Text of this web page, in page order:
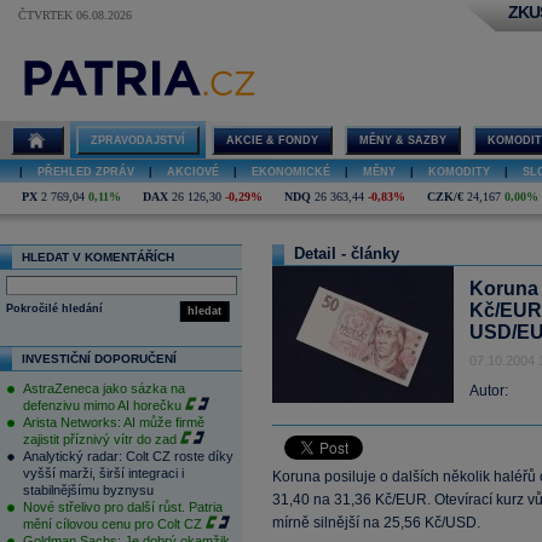
ČTVRTEK 06.08.2026
ZPRAVODAJSTVÍ AKCIE & FONDY MĚNY & SAZBY
PŘEHLED ZPRÁV AKCIOVÉ EKONOMICKÉ MĚNY KOMODITY
PX 2 769,04 0,11% DAX 26 126,30 -0,29% NDQ 26 363,44 -0,83% CZK/€ 24,167 0,00%
HLEDAT V KOMENTÁŘÍCH
hledat
Pokročilé hledání
INVESTIČNÍ DOPORUČENÍ
AstraZeneca jako sázka na
defenzivu mimo AI horečku
Arista Networks: AI může firmě
zajistit příznivý vítr do zad
Analytický radar: Colt CZ roste díky
vyšší marži, širší integraci i
stabilnějšímu byznysu
Nové střelivo pro další růst. Patria
mění cílovou cenu pro Colt CZ
Detail - články
Kč/
USD/
07.10.2004
Autor:
Koruna posiluje o dalších několik
31,40 na 31,36 Kč/EUR. Otevírací kurz
mírně silnější na 25,56 Kč/USD.